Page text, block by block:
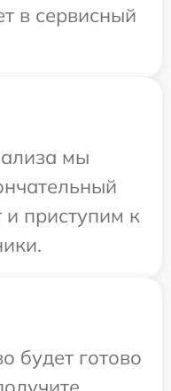
в сервисный
мы
и приступим к
будет готово